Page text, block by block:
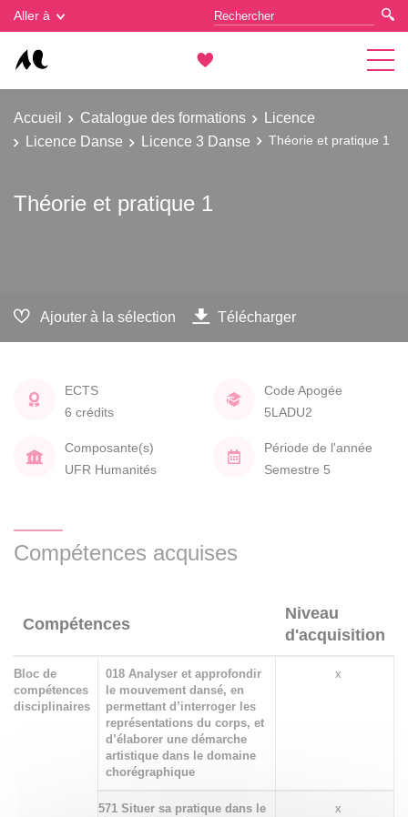
Aller à
Accueil Catalogue des formations
Licence
Licence Danse
Licence 3 Danse Théorie et pratique 1
Théorie et pratique 1
Ajouter à la sélection Télécharger
ECTS
6 crédits
Code Apogée
5LADU2
Composante(s)
UFR Humanités
Période de l'année
Semestre 5
Compétences acquises
Compétences
Niveau
d'acquisition
Bloc de
compétences
disciplinaires
018 Analyser et approfondir
le mouvement dansé, en
permettant d’interroger les
représentations du corps, et
d’élaborer une démarche
artistique dans le domaine
chorégraphique
x
571 Situer sa pratique dans le
x
Gestion des cookies